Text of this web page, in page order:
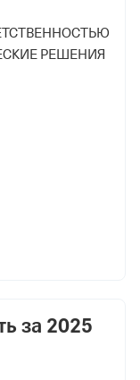
РЕШЕНИЯ
за 2025